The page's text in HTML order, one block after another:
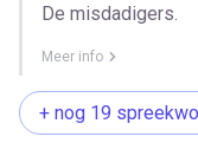
De misdadigers.
Meer info
+ nog 19